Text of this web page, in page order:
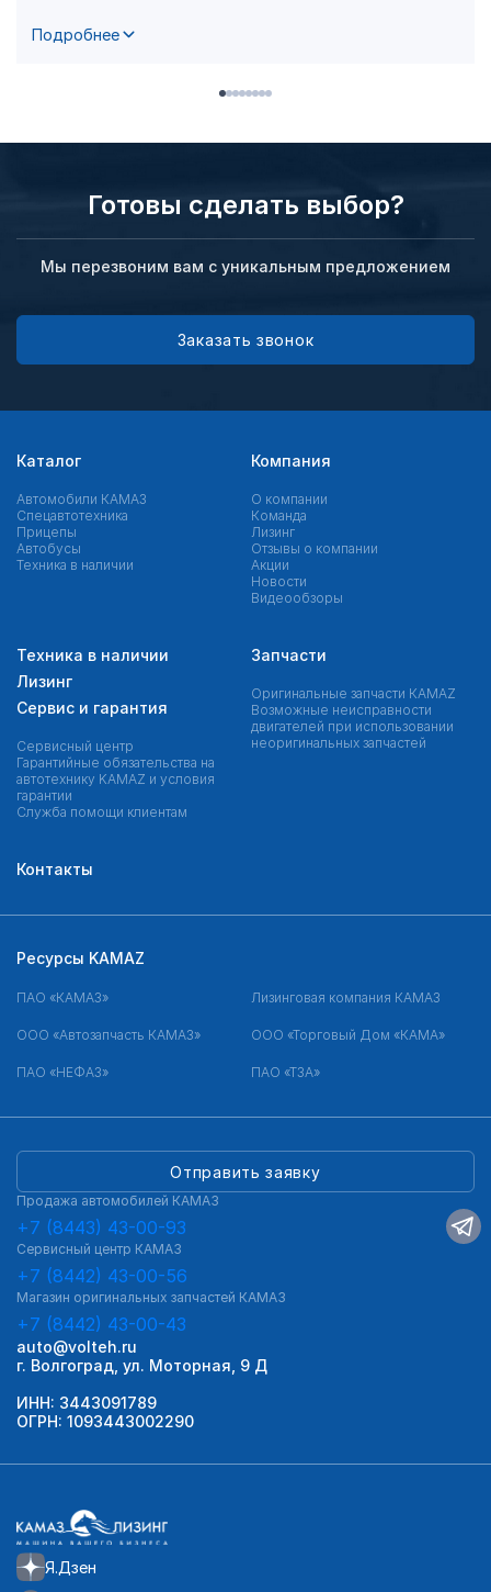
Подробнее
Готовы сделать выбор?
Мы перезвоним вам с уникальным предложением
Заказать звонок
Каталог
Автомобили КАМАЗ
Спецавтотехника
Прицепы
Автобусы
Техника в наличии
Компания
О компании
Команда
Лизинг
Отзывы о компании
Акции
Новости
Видеообзоры
Техника в наличии
Лизинг
Сервис и гарантия
Сервисный центр
Гарантийные обязательства на
автотехнику KAMAZ и условия
гарантии
Служба помощи клиентам
Запчасти
Оригинальные запчасти КAMAZ
Возможные неисправности
двигателей при использовании
неоригинальных запчастей
Контакты
Я.Дзен
Отправить заявку
Продажа автомобилей КАМАЗ
+7 (8443) 43-00-93
Сервисный центр КАМАЗ
+7 (8442) 43-00-56
Магазин оригинальных запчастей КАМАЗ
+7 (8442) 43-00-43
auto@volteh.ru
г. Волгоград, ул. Моторная, 9 Д
ИНН: 3443091789
ОГРН: 1093443002290
Ресурсы KAMAZ
ПАО «КАМАЗ» Лизинговая компания КАМАЗ
ООО «Автозапчасть КАМАЗ» ООО «Торговый Дом «КАМА»
ПАО «НЕФАЗ» ПАО «ТЗА»